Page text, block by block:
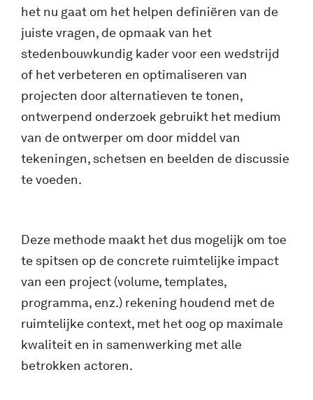
het nu gaat om het helpen definiëren van de
juiste vragen, de opmaak van het
stedenbouwkundig kader voor een wedstrijd
of het verbeteren en optimaliseren van
projecten door alternatieven te tonen,
ontwerpend onderzoek gebruikt het medium
van de ontwerper om door middel van
tekeningen, schetsen en beelden de discussie
te voeden.
Deze methode maakt het dus mogelijk om toe
te spitsen op de concrete ruimtelijke impact
van een project (volume, templates,
programma, enz.) rekening houdend met de
ruimtelijke context, met het oog op maximale
kwaliteit en in samenwerking met alle
betrokken actoren.